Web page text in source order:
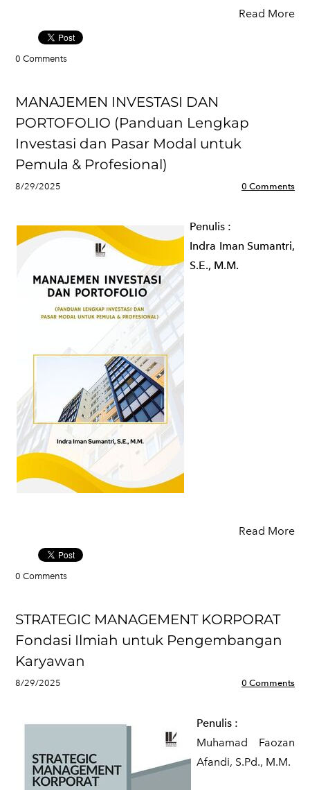
Read More
0 Comments
MANAJEMEN INVESTASI DAN
PORTOFOLIO (Panduan Lengkap
Investasi dan Pasar Modal untuk
Pemula & Profesional)
8/29/2025 0 Comments
Penulis :
Indra Iman Sumantri,
S.E., M.M.
Read More
0 Comments
STRATEGIC MANAGEMENT KORPORAT
Fondasi Ilmiah untuk Pengembangan
Karyawan
8/29/2025 0 Comments
Penulis :
Muhamad Faozan
Afandi, S.Pd., M.M.